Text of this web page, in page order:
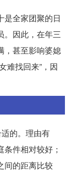
是全家团聚的日
。因此，在年三
，甚至影响婆媳
难找回来”，因
的。理由有
件相对较好；
间的距离比较